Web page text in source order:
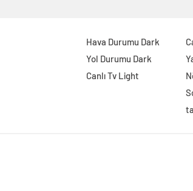
Hava Durumu Dark
Yol Durumu Dark
Canlı Tv Light